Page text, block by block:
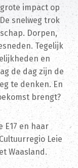
impact op
snelweg trok
Dorpen,
Tegelijk
en
de dag zijn de
te denken. En
brengt?
E17 en haar
Leie
Waasland.